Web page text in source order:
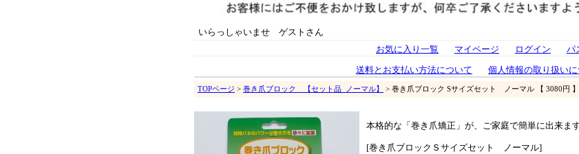
いらっしゃいませ ゲストさん
お気に入り一覧
マイページ ログイン パ
送料とお支払い方法について 個人情報の取り扱いに
TOPページ > 巻き爪ブロック 【セット品_ノーマル】 > 巻き爪ブロック Sサイズセット ノーマル 【 3080円 】
本格的な「巻き爪矯正」が、ご家庭で簡単に出来ま
[巻き爪ブロックＳサイズセット ノーマル]